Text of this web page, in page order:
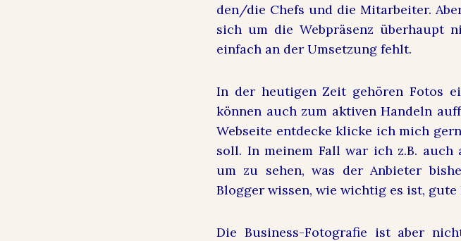
den/die Chefs und die Mitarbeiter.
sich um die Webpräsenz überhaupt
einfach an der Umsetzung fehlt.
In der heutigen Zeit gehören Fotos
können auch zum aktiven Handeln
Webseite entdecke klicke ich mich
soll. In meinem Fall war ich z.B. auch
um zu sehen, was der Anbieter
Blogger wissen, wie wichtig es ist,
Die Business-Fotografie ist aber